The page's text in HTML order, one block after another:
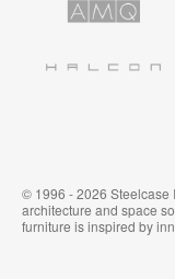
Solutions
© 1996 - 2026 Steelcase
architecture and space
furniture is inspired by